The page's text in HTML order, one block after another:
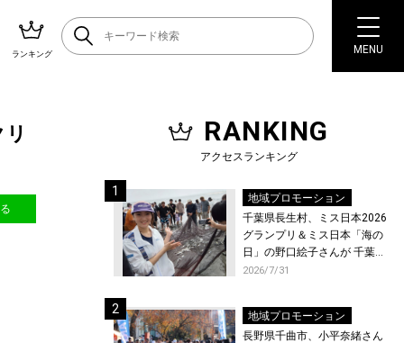
ランキング MENU
RANKING
アクセスランキング
地域プロモーション
千葉県長生村、ミス日本2026
グランプリ＆ミス日本「海の
日」の野口絵子さんが 千葉県
唯一の村・長生村で地引網を
2026/7/31
地域プロモーション
長野県千曲市、小平奈緒さん